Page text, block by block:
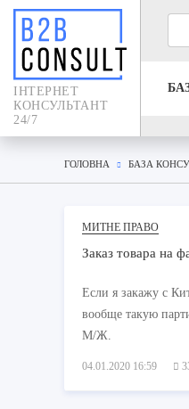
IНТЕРНЕТ
КОНСУЛЬТАНТ
24/7
ГОЛОВНА БАЗА
МИТНЕ ПРАВО
Заказ товара на
Если я закажу с
вообще такую
М/Ж.
04.01.2020 16:59